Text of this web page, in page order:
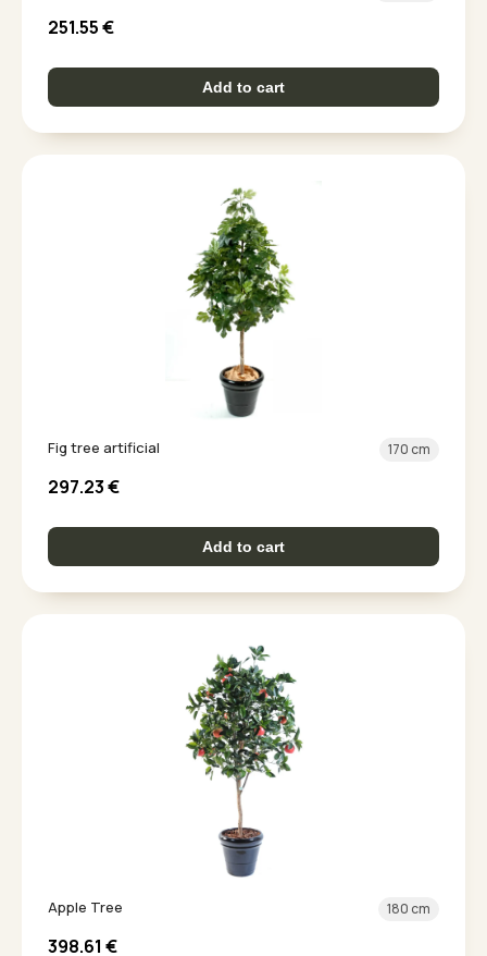
251.55€
Add to cart
Fig tree artificial 170 cm
297.23€
Add to cart
Apple Tree 180 cm
398.61 €